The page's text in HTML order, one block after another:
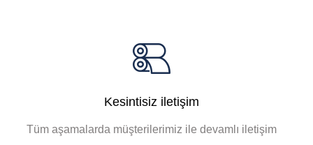
Kesintisiz iletişim
Tüm aşamalarda müşterilerimiz ile devamlı iletişim